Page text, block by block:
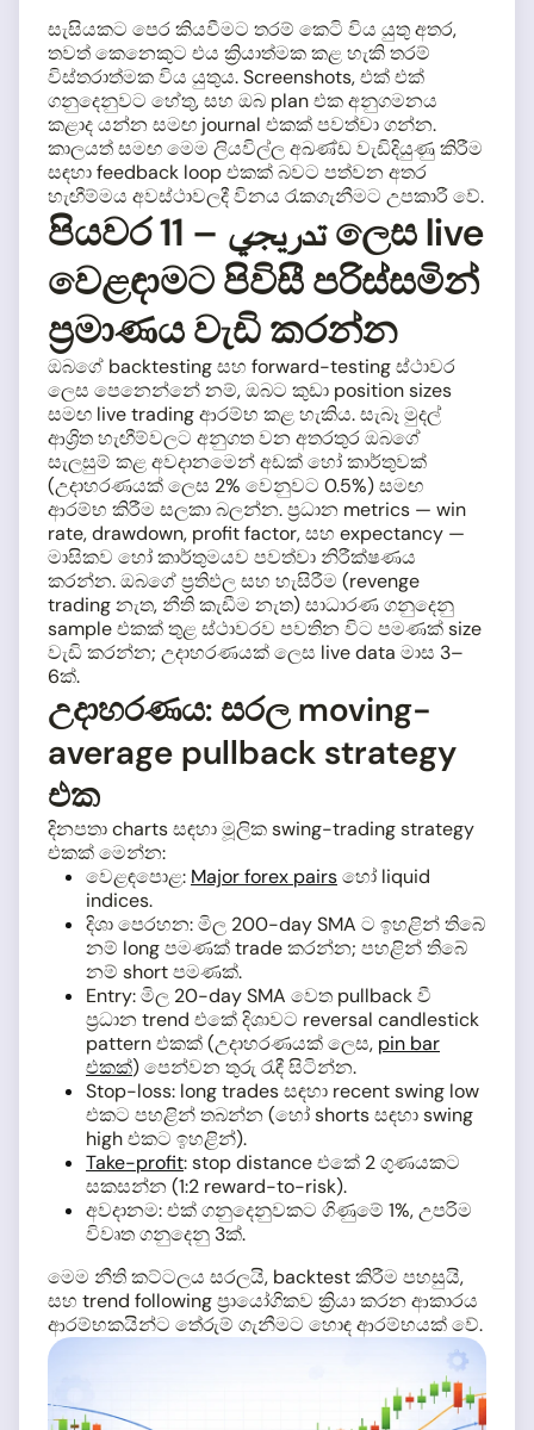
සැසියකට පෙර කියවීමට තරම් කෙටි විය යුතු අතර,
තවත් කෙනෙකුට එය ක්‍රියාත්මක කළ හැකි තරම්
විස්තරාත්මක විය යුතුය. Screenshots, එක් එක්
ගනුදෙනුවට හේතු, සහ ඔබ plan එක අනුගමනය
කළාද යන්න සමඟ journal එකක් පවත්වා ගන්න.
කාලයත් සමඟ මෙම ලියවිල්ල අඛණ්ඩ වැඩිදියුණු කිරීම
සඳහා feedback loop එකක් බවට පත්වන අතර
හැඟීම්මය අවස්ථාවලදී විනය රැකගැනීමට උපකාරී වේ.
පියවර 11 – تدريجي ලෙස live
වෙළඳාමට පිවිසී පරිස්සමින්
ප්‍රමාණය වැඩි කරන්න
ඔබගේ backtesting සහ forward-testing ස්ථාවර
ලෙස පෙනෙන්නේ නම්, ඔබට කුඩා position sizes
සමඟ live trading ආරම්භ කළ හැකිය. සැබෑ මුදල්
ආශ්‍රිත හැඟීම්වලට අනුගත වන අතරතුර ඔබගේ
සැලසුම් කළ අවදානමෙන් අඩක් හෝ කාර්තුවක්
(උදාහරණයක් ලෙස 2% වෙනුවට 0.5%) සමඟ
ආරම්භ කිරීම සලකා බලන්න. ප්‍රධාන metrics — win
rate, drawdown, profit factor, සහ expectancy —
මාසිකව හෝ කාර්තුමයව පවත්වා නිරීක්ෂණය
කරන්න. ඔබගේ ප්‍රතිඵල සහ හැසිරීම (revenge
trading නැත, නීති කැඩීම නැත) සාධාරණ ගනුදෙනු
sample එකක් තුළ ස්ථාවරව පවතින විට පමණක් size
වැඩි කරන්න; උදාහරණයක් ලෙස live data මාස 3–
6ක්.
උදාහරණය: සරල moving-
average pullback strategy
එක
දිනපතා charts සඳහා මූලික swing-trading strategy
එකක් මෙන්න:
වෙළඳපොළ: Major forex pairsහෝ liquid
indices.
දිශා පෙරහන: මිල 200-day SMA ට ඉහළින් තිබේ
නම් long පමණක් trade කරන්න; පහළින් තිබේ
නම් short පමණක්.
Entry: මිල 20-day SMA වෙත pullback වී
ප්‍රධාන trend එකේ දිශාවට reversal candlestick
pattern එකක් (උදාහරණයක් ලෙස, pin bar
එකක්) පෙන්වන තුරු රැඳී සිටින්න.
Stop-loss: long trades සඳහා recent swing low
එකට පහළින් තබන්න (හෝ shorts සඳහා swing
high එකට ඉහළින්).
Take-profit: stop distance එකේ 2 ගුණයකට
සකසන්න (1:2 reward-to-risk).
අවදානම: එක් ගනුදෙනුවකට ගිණුමේ 1%, උපරිම
විවෘත ගනුදෙනු 3ක්.
මෙම නීති කට්ටලය සරලයි, backtest කිරීම පහසුයි,
සහ trend following ප්‍රායෝගිකව ක්‍රියා කරන ආකාරය
ආරම්භකයින්ට තේරුම් ගැනීමට හොඳ ආරම්භයක් වේ.